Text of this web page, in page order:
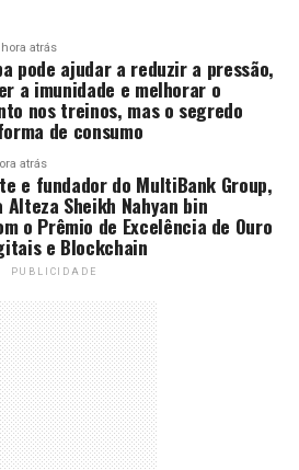
hora atrás
pode ajudar a reduzir a pressão,
a imunidade e melhorar o
nos treinos, mas o segredo
de consumo
atrás
e fundador do MultiBank Group,
Alteza Sheikh Nahyan bin
o Prêmio de Excelência de Ouro
e Blockchain
PUBLICIDADE